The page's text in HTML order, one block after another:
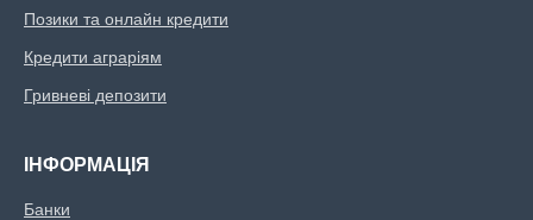
Позики та онлайн кредити
Кредити аграріям
Гривневі депозити
ІНФОРМАЦІЯ
Банки